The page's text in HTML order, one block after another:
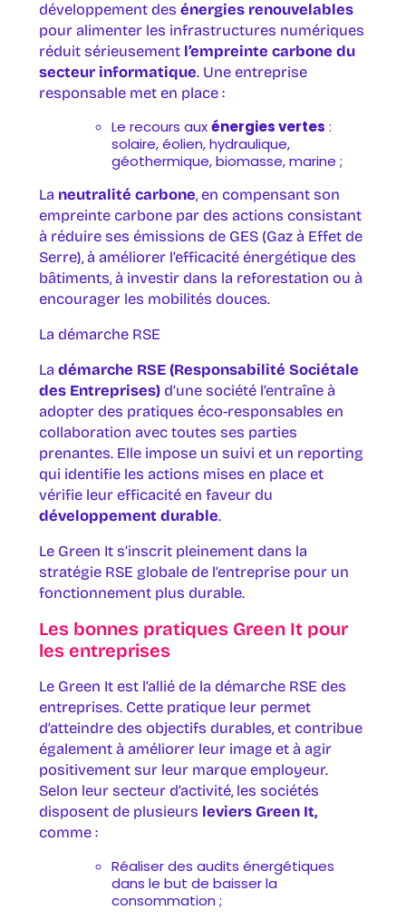
développement des énergies renouvelables
pour alimenter les infrastructures numériques
réduit sérieusement l’empreinte carbone du
secteur informatique. Une entreprise
responsable met en place :
Le recours auxénergies vertes :
solaire, éolien, hydraulique,
géothermique, biomasse, marine ;
Laneutralité carbone, en compensant son
empreinte carbone par des actions consistant
à réduire ses émissions de GES (Gaz à Effet de
Serre), à améliorer l’efficacité énergétique des
bâtiments, à investir dans la reforestation ou à
encourager les mobilités douces.
La démarche RSE
La démarche RSE (Responsabilité Sociétale
des Entreprises)d’une société l’entraîne à
adopter des pratiques éco-responsables en
collaboration avec toutes ses parties
prenantes. Elle impose un suivi et un reporting
qui identifie les actions mises en place et
vérifie leur efficacité en faveur du
développement durable.
Le Green It s’inscrit pleinement dans la
stratégie RSE globale de l’entreprise pour un
fonctionnement plus durable.
Les bonnes pratiques Green It pour
les entreprises
Le Green It est l’allié de la démarche RSE des
entreprises. Cette pratique leur permet
d’atteindre des objectifs durables, et contribue
également à améliorer leur image et à agir
positivement sur leur marque employeur.
Selon leur secteur d’activité, les sociétés
disposent de plusieurs leviers Green It,
comme :
Réaliser des audits énergétiques
dans le but de baisser la
consommation ;